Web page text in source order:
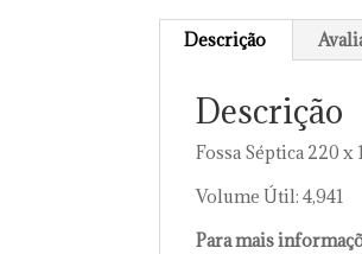
Descrição
Descrição
Fossa Séptica 220 x
Volume Útil: 4,941
Para mais